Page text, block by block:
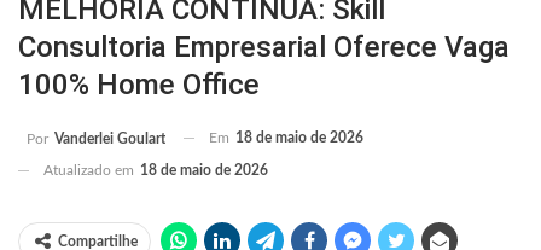
MELHORIA CONTÍNUA: Skill
Consultoria Empresarial Oferece Vaga
100% Home Office
Por Vanderlei Goulart Em 18 de maio de 2026
Atualizado em 18 de maio de 2026
Compartilhe